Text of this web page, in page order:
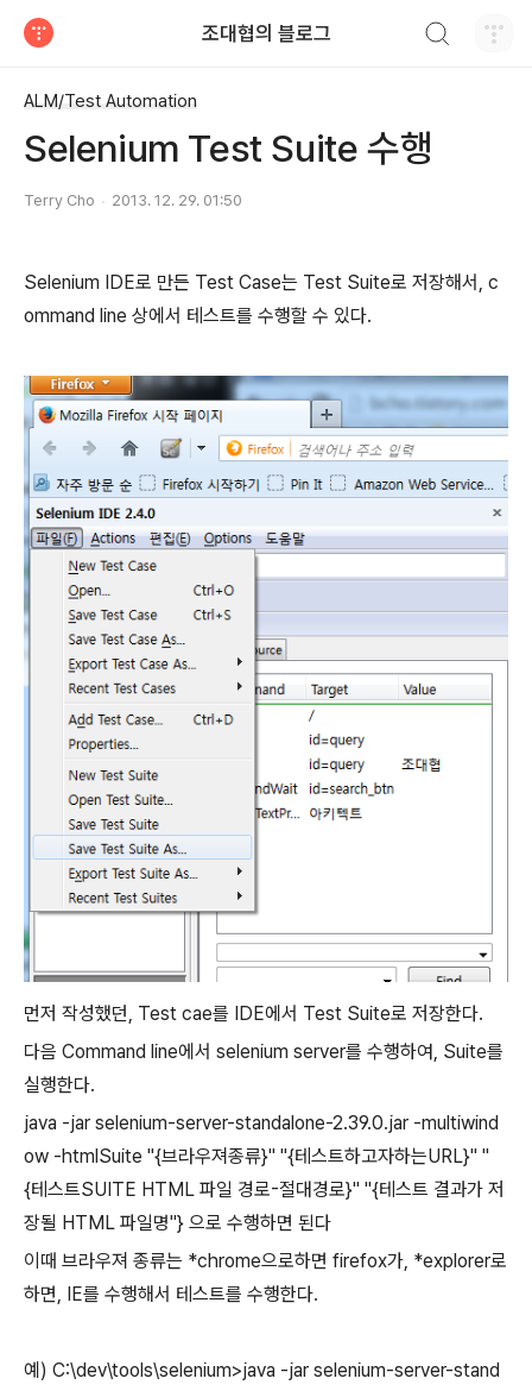
조대협의 블로그
ALM/Test Automation
Selenium Test Suite 수행
Terry Cho 2013. 12. 29. 01:50
Selenium IDE로 만든 Test Case는 Test Suite로 저장해서, c
ommand line 상에서 테스트를 수행할 수 있다.
먼저 작성했던, Test cae를 IDE에서 Test Suite로 저장한다.
다음 Command line에서 selenium server를 수행하여, Suite를
실행한다.
java -jar selenium-server-standalone-2.39.0.jar -multiwind
ow -htmlSuite "{브라우져종류}" "{테스트하고자하는URL}" "
{테스트SUITE HTML 파일 경로-절대경로}" "{테스트 결과가 저
장될 HTML 파일명"} 으로 수행하면 된다
이때 브라우져 종류는 *chrome으로하면 firefox가, *explorer로
하면, IE를 수행해서 테스트를 수행한다.
예) C:\dev\tools\selenium>java -jar selenium-server-stand